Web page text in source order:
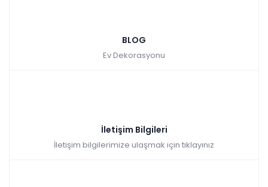
BLOG
Ev Dekorasyonu
İletişim Bilgileri
İletişim bilgilerimize ulaşmak için tıklayınız